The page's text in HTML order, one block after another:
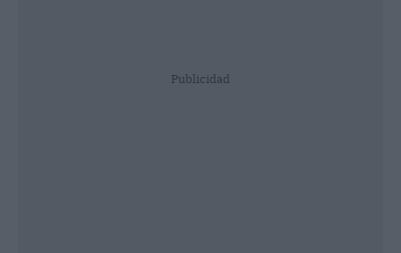
Publicidad